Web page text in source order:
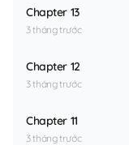
Chapter 13
3 tháng trước
Chapter 12
3 tháng trước
Chapter 11
3 tháng trước